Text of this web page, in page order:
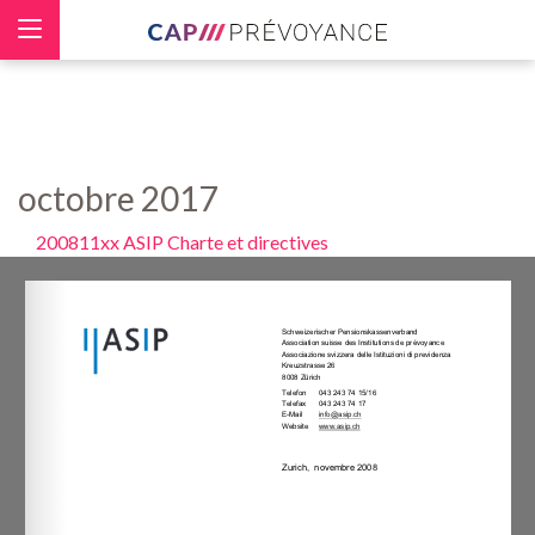
octobre 2017
200811xx ASIP Charte et directives
Panneau de gestion des cookies